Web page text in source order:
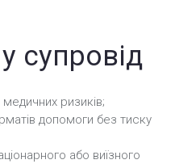
супровід
ризиків;
допомоги без тиску
або виїзного